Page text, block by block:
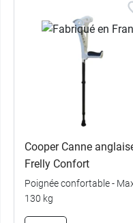
Retrouvez
Quadripode
Cooper Canne
Frelly Confort
Poignée confortable -
130 kg